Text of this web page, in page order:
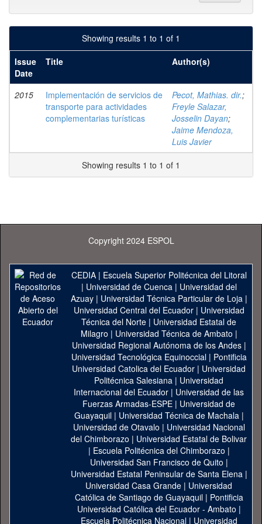
Showing results 1 to 1 of 1
Issue
Date
Title Author(s)
2015
Implementación de servicios de
transporte para actividades
complementarias turísticas
Pecot, Mathias. dir.;
Freyle Salazar,
Josselin Dayan;
Jaime Mendoza,
Luis Javier
Showing results 1 to 1 of 1
Copyright 2024 ESPOL
CEDIA| Escuela Superior Politécnica del Litoral
| Universidad de Cuenca| Universidad del
Azuay| Universidad Técnica Particular de Loja|
Universidad Central del Ecuador| Universidad
Técnica del Norte | Universidad Estatal de
Milagro | Universidad Técnica de Ambato |
Universidad Regional Autónoma de los Andes|
Universidad Tecnológica Equinoccial| Pontificia
Universidad Catolica del Ecuador | Universidad
Politécnica Salesiana | Universidad
Internacional del Ecuador | Universidad de las
Fuerzas Armadas-ESPE | Universidad de
Guayaquil| Universidad Técnica de Machala|
Universidad de Otavalo | Universidad Nacional
del Chimborazo | Universidad Estatal de Bolivar
| Escuela Politécnica del Chimborazo |
Universidad San Francisco de Quito |
Universidad Estatal Peninsular de Santa Elena|
Universidad Casa Grande | Universidad
Católica de Santiago de Guayaquil| Pontificia
Universidad Católica del Ecuador - Ambato |
Escuela Politécnica Nacional| Universidad